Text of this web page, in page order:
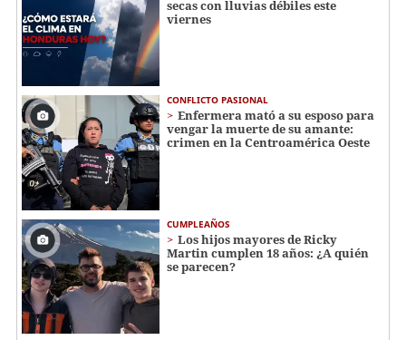
secas con lluvias débiles este
viernes
CONFLICTO PASIONAL
Enfermera mató a su esposo para
vengar la muerte de su amante:
crimen en la Centroamérica Oeste
CUMPLEAÑOS
Los hijos mayores de Ricky
Martin cumplen 18 años: ¿A quién
se parecen?